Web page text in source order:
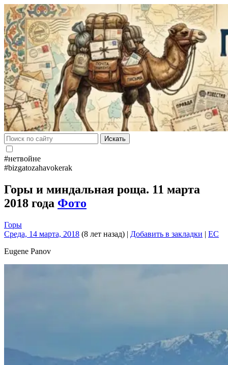
Искать
#нетвойне
#bizgatozahavokerak
Горы и миндальная роща. 11 марта
2018 года Фото
Горы
Среда, 14 марта, 2018 (8 лет назад) | Добавить в закладки | EC
Eugene Panov